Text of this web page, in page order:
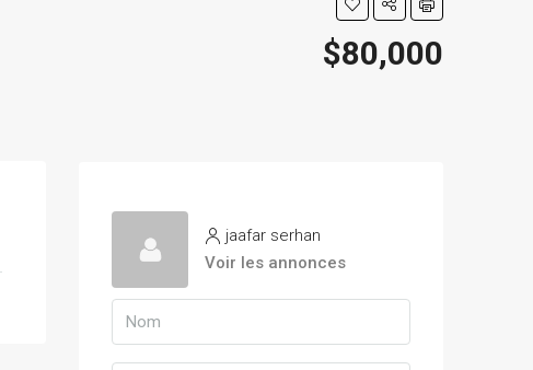
$80,000
jaafar serhan
Voir les annonces